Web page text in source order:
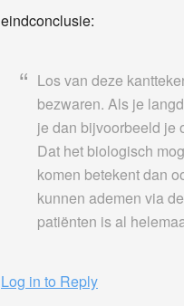
eindconclusie:
Los van deze
bezwaren. Als je
je dan bijvoorbeeld je
Dat het biologisch
komen betekent dan
kunnen ademen via
patiënten is al
Log in to Reply